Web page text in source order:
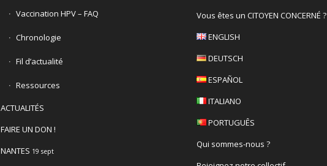
Vaccination HPV – FAQ
Chronologie
Fil d’actualité
Ressources
ACTUALITÉS
FAIRE UN DON !
NANTES 19 sept
Vous êtes un CITOYEN CONCERNÉ ?
ENGLISH
DEUTSCH
ESPAÑOL
ITALIANO
PORTUGUÊS
Qui sommes-nous ?